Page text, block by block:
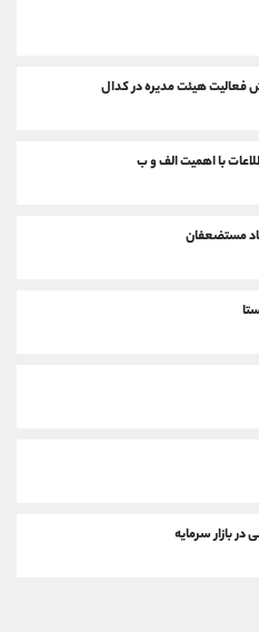
هیئت مدیره در کدال
با اهمیت الف و ب
مستضعفان
بازار سرمایه